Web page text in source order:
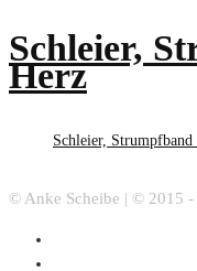
Schleier,
Herz
Schleier,
© Anke Scheibe | © 2015 -